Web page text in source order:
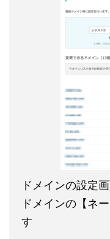
ドメインの設定
ドメインの【ネ
す